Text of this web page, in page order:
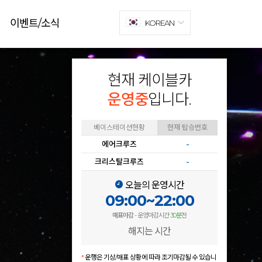
현재 케이블카
운영중입니다.
베이스테이션현황 현재 탑승번호
에어크루즈
-
크리스탈크루즈
-
오늘의 운영시간
09:00~22:00
매표마감- 운영마감시간30분전
해지는 시간
*운행은 기상/매표 상황에 따라 조기마감될 수 있습니
이벤트/소식 KOREAN